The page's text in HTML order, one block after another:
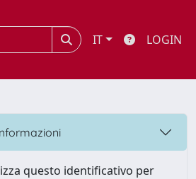
IT LOGIN
questo identificativo per